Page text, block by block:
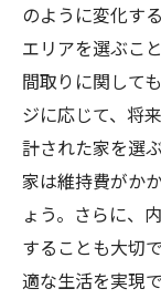
のように変化す
エリアを選ぶこ
間取りに関して
ジに応じて、将
計された家を選
家は維持費がか
ょう。さらに、
することも大切
適な生活を実現